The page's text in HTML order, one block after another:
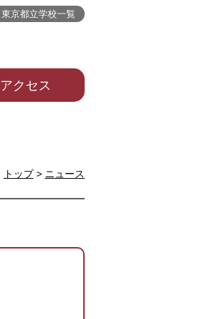
アクセス
東京都立学校一覧
トップ> ニュース